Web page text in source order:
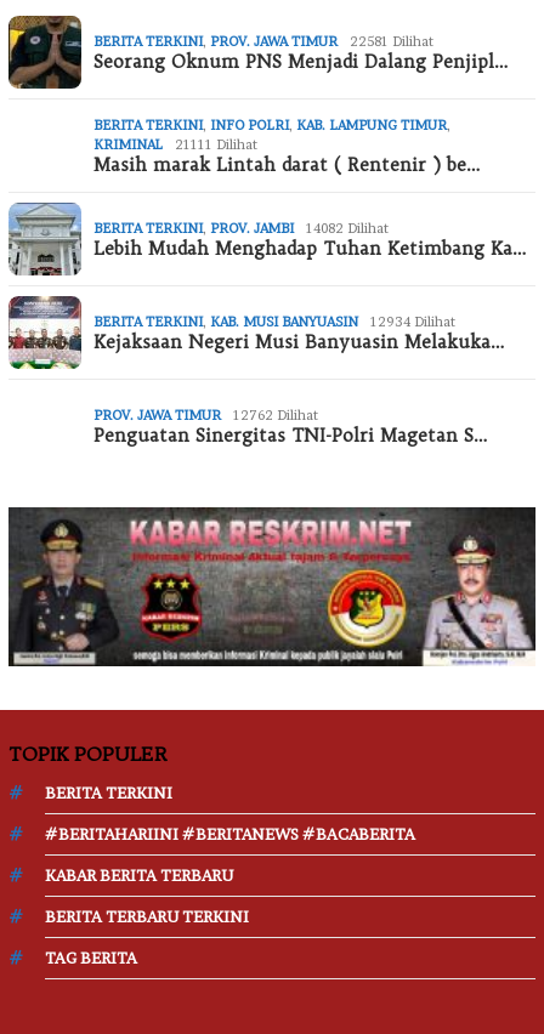
BERITA TERKINI, PROV. JAWA TIMUR 22581 Dilihat
Seorang Oknum PNS Menjadi Dalang Penjipl…
BERITA TERKINI, INFO POLRI, KAB. LAMPUNG TIMUR
KRIMINAL
21111 Dilihat
Masih marak Lintah darat ( Rentenir ) be…
BERITA TERKINI, PROV. JAMBI 14082 Dilihat
Lebih Mudah Menghadap Tuhan Ketimbang Ka…
BERITA TERKINI, KAB. MUSI BANYUASIN 12934 Dilihat
Kejaksaan Negeri Musi Banyuasin Melakuka…
PROV. JAWA TIMUR 12762 Dilihat
Penguatan Sinergitas TNI-Polri Magetan S…
TOPIK POPULER
BERITA TERKINI
#BERITAHARIINI #BERITANEWS #BACABERITA
KABAR BERITA TERBARU
BERITA TERBARU TERKINI
TAG BERITA